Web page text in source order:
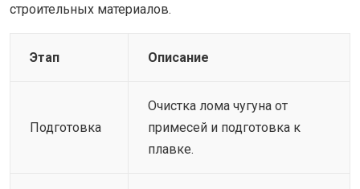
строительных материалов.
Этап Описание
Подготовка
Очистка лома чугуна от
примесей и подготовка к
плавке.